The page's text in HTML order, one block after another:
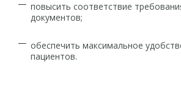
повысить соответствие
документов;
обеспечить максимальное
пациентов.